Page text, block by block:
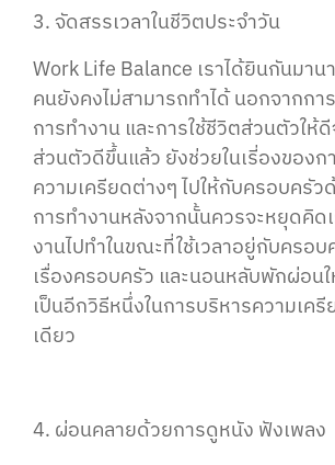
3. จัดสรรเวลาในชีวิตประจำวัน
Work Life Balance เราได้ยินกันมา
คนยังคงไม่สามารถทำได้ นอกจากกา
การทำงาน และการใช้ชีวิตส่วนตัวให้
ส่วนตัวดีขึ้นแล้ว ยังช่วยในเรี่องของกา
ความเครียดต่างๆ ไปให้กับครอบครัว
การทำงานหลังจากนั้นควรจะหยุดคิด
งานไปทำในขณะที่ใช้เวลาอยู่กับครอ
เรื่องครอบครัว และนอนหลับพักผ่อน
เป็นอีกวิธีหนึ่งในการบริหารความเครี
เดียว
4. ผ่อนคลายด้วยการดูหนัง ฟังเพลง